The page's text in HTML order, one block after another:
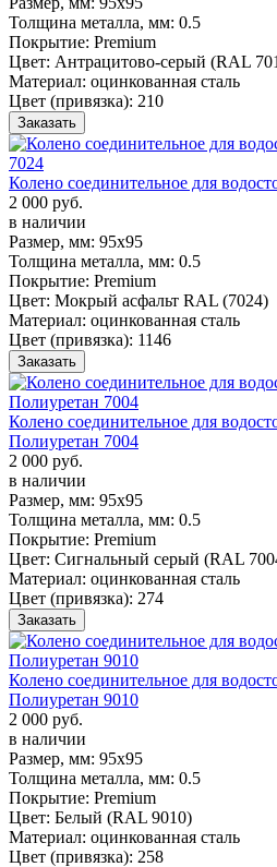
Толщина металла, мм: 0.5
Покрытие: Premium
Цвет: Антрацитово-серый (RAL
Материал: оцинкованная сталь
Цвет (привязка): 210
Заказать
Колено соединительное для
2 000 руб.
в наличии
Размер, мм: 95х95
Толщина металла, мм: 0.5
Покрытие: Premium
Цвет: Мокрый асфальт RAL (7024)
Материал: оцинкованная сталь
Цвет (привязка): 1146
Заказать
Колено соединительное для
Полиуретан 7004
2 000 руб.
в наличии
Размер, мм: 95х95
Толщина металла, мм: 0.5
Покрытие: Premium
Цвет: Сигнальный серый (RAL
Материал: оцинкованная сталь
Цвет (привязка): 274
Заказать
Колено соединительное для
Полиуретан 9010
2 000 руб.
в наличии
Размер, мм: 95х95
Толщина металла, мм: 0.5
Покрытие: Premium
Цвет: Белый (RAL 9010)
Материал: оцинкованная сталь
Цвет (привязка): 258